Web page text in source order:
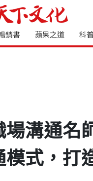
銷書 蘋果之道 科
溝通名
式，打